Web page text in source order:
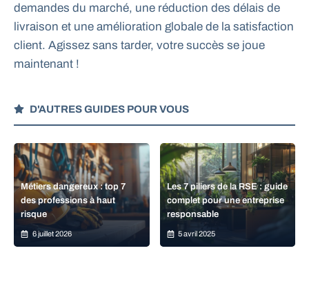
demandes du marché, une réduction des délais de
livraison et une amélioration globale de la satisfaction
client. Agissez sans tarder, votre succès se joue
maintenant !
D'AUTRES GUIDES POUR VOUS
Métiers dangereux : top 7
des professions à haut
risque
6 juillet 2026
Les 7 piliers de la RSE : guide
complet pour une entreprise
responsable
5 avril 2025